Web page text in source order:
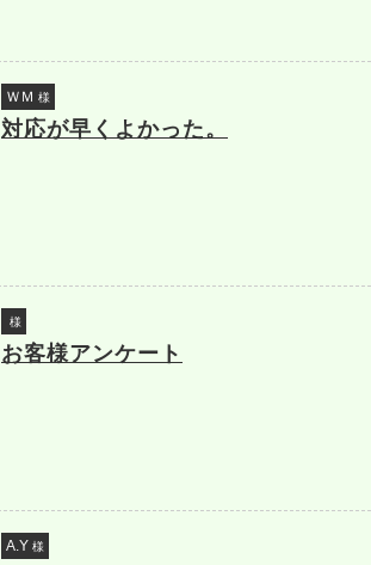
ＷＭ 様
対応が早くよかった。
様
お客様アンケート
A.Y 様